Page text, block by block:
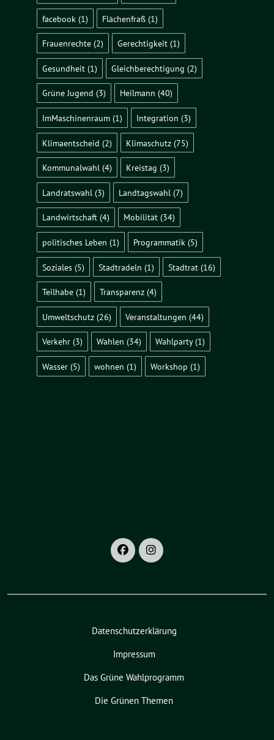
facebook (1) Flächenfraß(1)
Frauenrechte (2) Gerechtigkeit(1)
Gesundheit (1) Gleichberechtigung (2)
Grüne Jugend (3) Heilmann (40)
ImMaschinenraum (1) Integration (3)
Klimaentscheid (2) Klimaschutz(75)
Kommunalwahl (4) Kreistag (3)
Landratswahl (3) Landtagswahl (7)
Landwirtschaft (4) Mobilität(34)
politisches Leben (1) Programmatik(5)
Soziales (5) Stadtradeln (1) Stadtrat(16)
Teilhabe (1) Transparenz(4)
Umweltschutz (26) Veranstaltungen (44)
Verkehr (3) Wahlen (34) Wahlparty(1)
Wasser (5) wohnen (1) Workshop (1)
Datenschutzerklärung
Impressum
Das Grüne Wahlprogramm
Die Grünen Themen